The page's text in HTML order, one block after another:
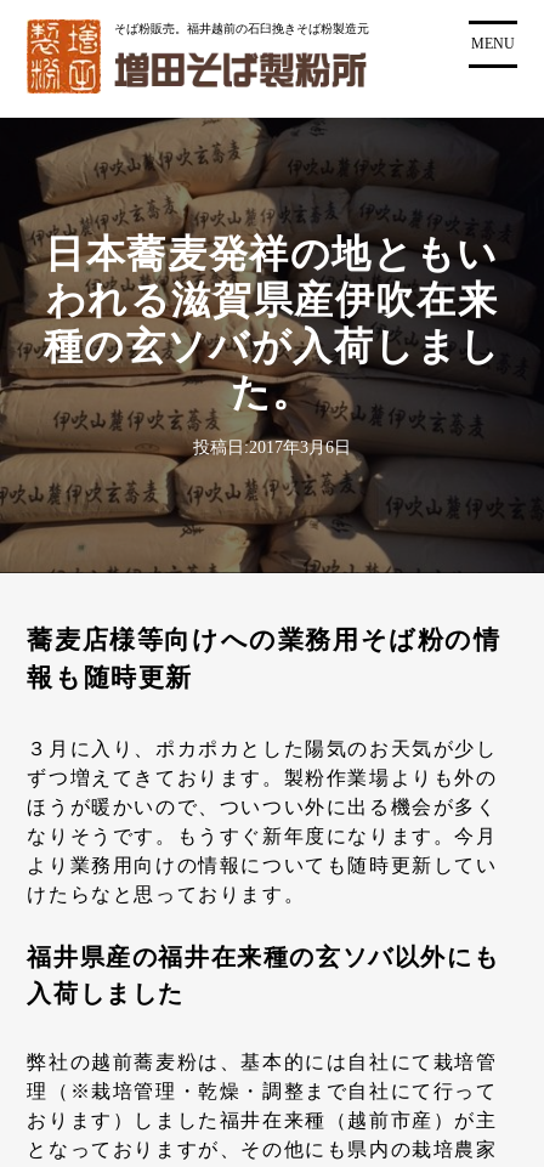
キ
そば粉販売。福井越前の石臼挽きそば粉製造元
MENU
日本蕎麦発祥の地ともい
われる滋賀県産伊吹在来
種の玄ソバが入荷しまし
た。
投稿日:2017年3月6日
蕎麦店様等向けへの業務用そば粉の情
報も随時更新
３月に入り、ポカポカとした陽気のお天気が少し
ずつ増えてきております。製粉作業場よりも外の
ほうが暖かいので、ついつい外に出る機会が多く
なりそうです。もうすぐ新年度になります。今月
より業務用向けの情報についても随時更新してい
けたらなと思っております。
福井県産の福井在来種の玄ソバ以外にも
入荷しました
弊社の越前蕎麦粉は、基本的には自社にて栽培管
理（※栽培管理・乾燥・調整まで自社にて行って
おります）しました福井在来種（越前市産）が主
となっておりますが、その他にも県内の栽培農家